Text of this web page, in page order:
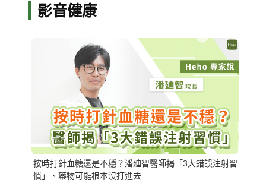
影音健康
按時打針血糖還是不穩？潘廸智醫師揭「3大錯誤注射習
慣」、藥物可能根本沒打進去